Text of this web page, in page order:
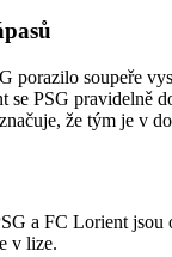
porazilo soupeře
se PSG pravidelně
že tým je v
a FC Lorient
v lize.